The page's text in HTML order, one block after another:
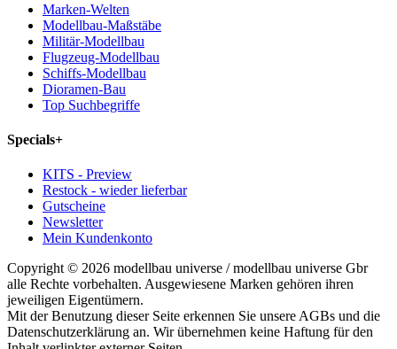
Marken-Welten
Modellbau-Maßstäbe
Militär-Modellbau
Flugzeug-Modellbau
Schiffs-Modellbau
Dioramen-Bau
Top Suchbegriffe
Specials+
KITS - Preview
Restock - wieder lieferbar
Gutscheine
Newsletter
Mein Kundenkonto
Copyright © 2026 modellbau universe / modellbau universe Gbr
alle Rechte vorbehalten. Ausgewiesene Marken gehören ihren
jeweiligen Eigentümern.
Mit der Benutzung dieser Seite erkennen Sie unsere AGBs und die
Datenschutzerklärung an. Wir übernehmen keine Haftung für den